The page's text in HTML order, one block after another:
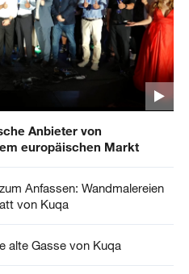
Anbieter von
europäischen Markt
Anfassen: Wandmalereien
von Kuqa
alte Gasse von Kuqa